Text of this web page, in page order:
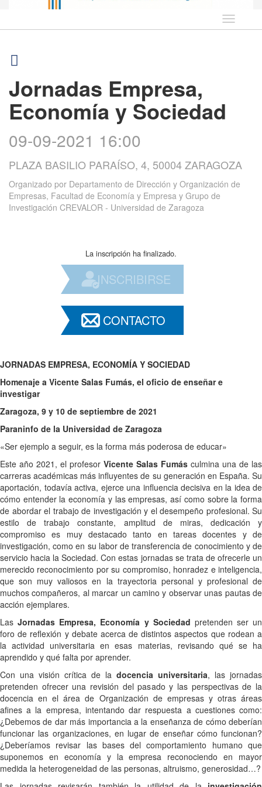
Idioma
Jornadas Empresa,
Economía y Sociedad
09-09-2021 16:00
PLAZA BASILIO PARAÍSO, 4, 50004 ZARAGOZA
Organizado por Departamento de Dirección y Organización de
Empresas, Facultad de Economía y Empresa y Grupo de
Investigación CREVALOR - Universidad de Zaragoza
La inscripción ha finalizado.
INSCRIBIRSE
CONTACTO
JORNADAS EMPRESA, ECONOMÍA Y SOCIEDAD
Homenaje a Vicente Salas Fumás, el oficio de enseñar e
investigar
Zaragoza, 9 y 10 de septiembre de 2021
Paraninfo de la Universidad de Zaragoza
«Ser ejemplo a seguir, es la forma más poderosa de educar»
Este año 2021, el profesor Vicente Salas Fumás culmina una de las
carreras académicas más influyentes de su generación en España. Su
aportación, todavía activa, ejerce una influencia decisiva en la idea de
cómo entender la economía y las empresas, así como sobre la forma
de abordar el trabajo de investigación y el desempeño profesional. Su
estilo de trabajo constante, amplitud de miras, dedicación y
compromiso es muy destacado tanto en tareas docentes y de
investigación, como en su labor de transferencia de conocimiento y de
servicio hacia la Sociedad. Con estas jornadas se trata de ofrecerle un
merecido reconocimiento por su compromiso, honradez e inteligencia,
que son muy valiosos en la trayectoria personal y profesional de
muchos compañeros, al marcar un camino y observar unas pautas de
acción ejemplares.
LasJornadas Empresa, Economía y Sociedad pretenden ser un
foro de reflexión y debate acerca de distintos aspectos que rodean a
la actividad universitaria en esas materias, revisando qué se ha
aprendido y qué falta por aprender.
Con una visión crítica de la docencia universitaria, las jornadas
pretenden ofrecer una revisión del pasado y las perspectivas de la
docencia en el área de Organización de empresas y otras áreas
afines a la empresa, intentando dar respuesta a cuestiones como:
¿Debemos de dar más importancia a la enseñanza de cómo deberían
funcionar las organizaciones, en lugar de enseñar cómo funcionan?
¿Deberíamos revisar las bases del comportamiento humano que
suponemos en economía y la empresa reconociendo en mayor
medida la heterogeneidad de las personas, altruismo, generosidad…?